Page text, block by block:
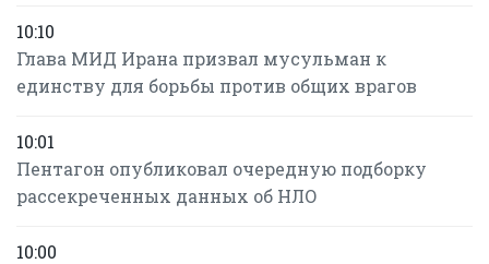
10:10
Глава МИД Ирана призвал мусульман к
единству для борьбы против общих врагов
10:01
Пентагон опубликовал очередную подборку
рассекреченных данных об НЛО
10:00